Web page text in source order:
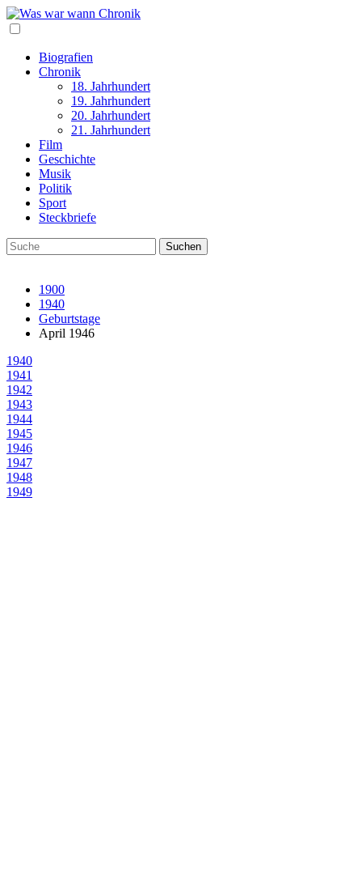
Biografien
Chronik
18. Jahrhundert
19. Jahrhundert
20. Jahrhundert
21. Jahrhundert
Film
Geschichte
Musik
Politik
Sport
Steckbriefe
1900
1940
Geburtstage
April 1946
1940
1941
1942
1943
1944
1945
1946
1947
1948
1949